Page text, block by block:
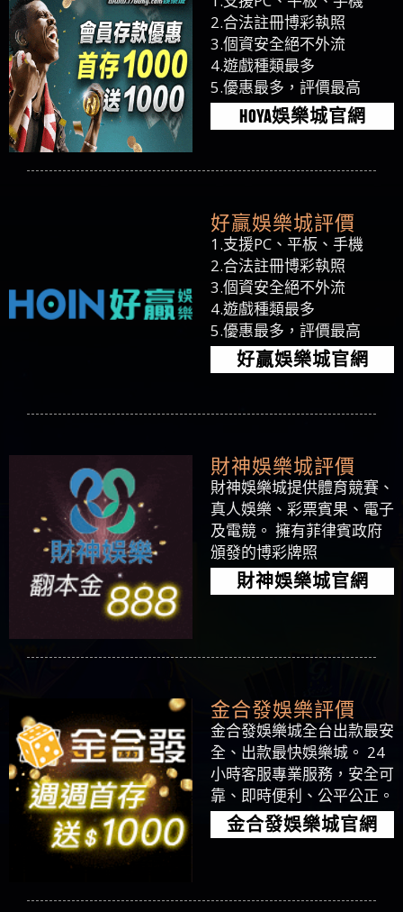
2.合法註冊博彩執照
3.個資安全絕不外流
4.遊戲種類最多
5.優惠最多，評價最高
HOYA娛樂城官網
好贏娛樂城評價
1.支援PC、平板、手機
2.合法註冊博彩執照
3.個資安全絕不外流
4.遊戲種類最多
5.優惠最多，評價最高
好贏娛樂城官網
財神娛樂城評價
財神娛樂城提供體育競賽、
真人娛樂、彩票賓果、電子
及電競。 擁有菲律賓政府
頒發的博彩牌照
財神娛樂城官網
金合發娛樂評價
金合發娛樂城全台出款最安
全、出款最快娛樂城。 24
小時客服專業服務，安全可
靠、即時便利、公平公正。
金合發娛樂城官網